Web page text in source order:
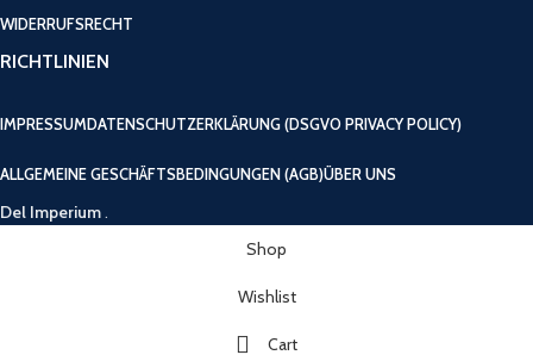
WIDERRUFSRECHT
RICHTLINIEN
IMPRESSUMDATENSCHUTZERKLÄRUNG (DSGVO PRIVACY POLICY)
ALLGEMEINE GESCHÄFTSBEDINGUNGEN (AGB)ÜBER UNS
Del Imperium.
Shop
Wishlist
Cart